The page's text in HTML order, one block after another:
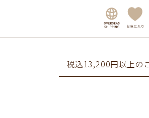
税込13,200円以上の